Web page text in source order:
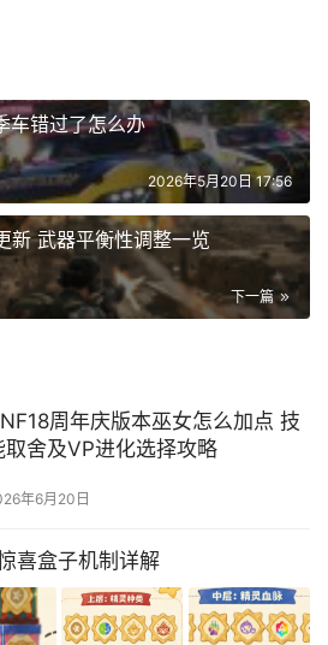
车错过了怎么办
2026年5月20日 17:56
新 武器平衡性调整一览
下一篇
周年庆版本巫女怎么加点 技
取舍及VP进化选择攻略
年6月20日
喜盒子机制详解